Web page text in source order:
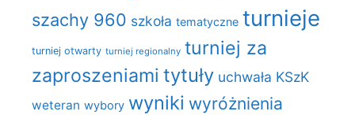
szachy 960 szkoła tematyczne turnieje
turniej otwarty turniej regionalny turniej za
zaproszeniami tytuły uchwała KSzK
weteran wybory wyniki wyróżnienia